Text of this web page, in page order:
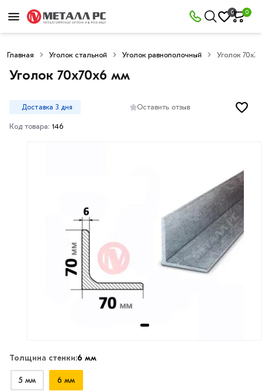
0 0
Главная Уголок стальной Уголок равнополочный Уголок
Уголок 70х70х6 мм
Доставка 3 дня Оставить отзыв
Код товара: 146
Толщина стенки:6 мм
5 мм 6 мм